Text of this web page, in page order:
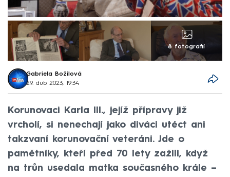
8 fotografií
Gabriela Božilová
29. dub 2023, 19:34
Korunovaci Karla III., jejíž přípravy již
vrcholí, si nenechají jako diváci utéct ani
takzvaní korunovační veteráni. Jde o
pamětníky, kteří před 70 lety zažili, když
na trůn usedala matka současného krále –